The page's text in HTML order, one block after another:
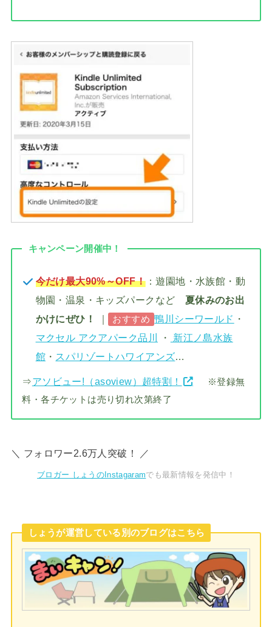
キャンペーン開催中！
今だけ最大90%～OFF！：遊園地・水族館・動
物園・温泉・キッズパークなど 夏休みのお出
かけにぜひ！
｜ おすすめ 鴨川シーワールド ・
マクセル アクアパーク品川
・
新江ノ島水族
館 ・ スパリゾートハワイアンズ…
⇒アソビュー!（asoview）超特割！
※登録無
料・各チケットは売り切れ次第終了
＼ フォロワー2.6万人突破！ ／
ブロガー しょうのInstagaramでも最新情報を発信中！
しょうが運営している別のブログはこちら